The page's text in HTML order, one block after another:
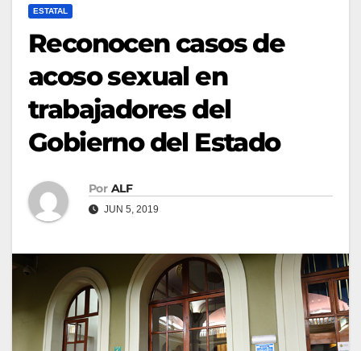
ESTATAL
Reconocen casos de
acoso sexual en
trabajadores del
Gobierno del Estado
Por ALF
JUN 5, 2019